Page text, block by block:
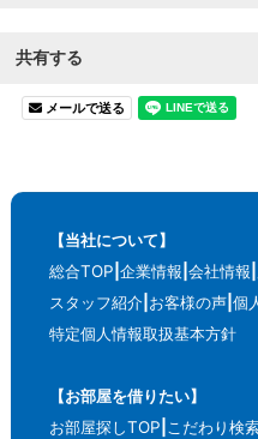
共有する
メールで送る
【当社について】
総合TOP 企業情報 会社情報
スタッフ紹介 お客様の声 個
特定個人情報取扱基本方針
【お部屋を借りたい】
お部屋探しTOP こだわり検